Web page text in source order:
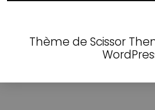
Thème de Scissor